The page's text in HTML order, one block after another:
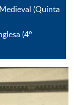
(Quinta
(4°